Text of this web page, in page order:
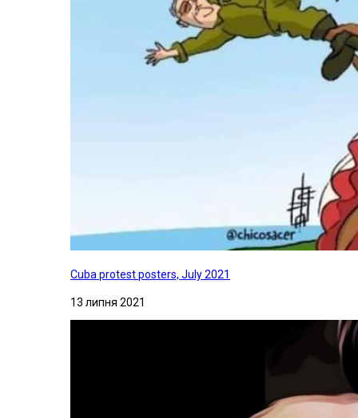
Cuba protest posters, July 2021
13 липня 2021